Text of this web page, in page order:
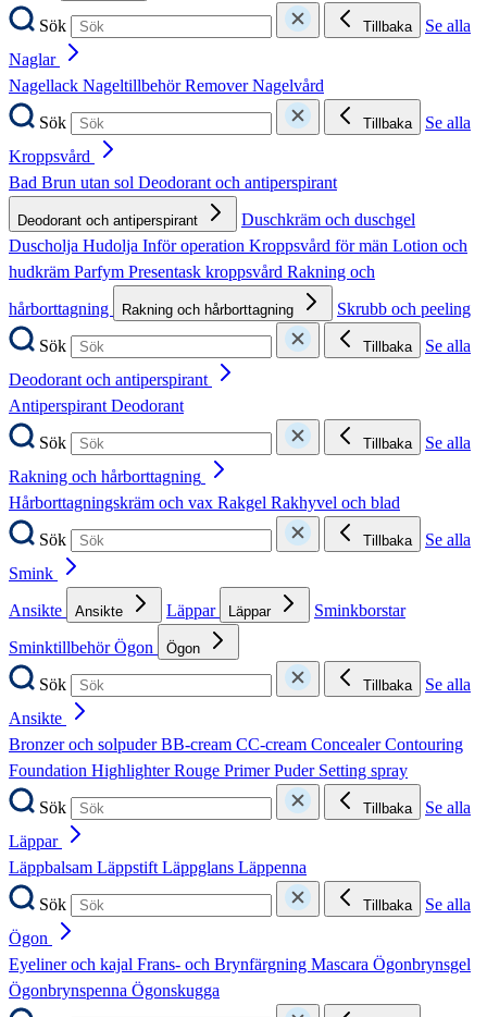
Sök
Tillbaka
Se alla
Naglar
Nagellack NageltillbehörRemoverNagelvård
Sök
Tillbaka
Se alla
Kroppsvård
Bad Brun utan sol Deodorant och antiperspirant
Deodorant och antiperspirant
Duschkräm och duschgel
Duscholja Hudolja Inför operation Kroppsvård för män Lotion och
hudkräm Parfym Presentask kroppsvård Rakning och
hårborttagning
Rakning och hårborttagning
Skrubb och peeling
Sök
Tillbaka
Se alla
Deodorant och antiperspirant
AntiperspirantDeodorant
Sök
Tillbaka
Se alla
Rakning och hårborttagning
Hårborttagningskräm och vax Rakgel Rakhyvel och blad
Sök
Tillbaka
Se alla
Smink
Ansikte
Ansikte Läppar Läppar
Sminkborstar
SminktillbehörÖgon Ögon
Sök Tillbaka
Se alla
Ansikte
Bronzer och solpuderBB-cream CC-cream ConcealerContouring
Foundation HighlighterRouge PrimerPuder Setting spray
Sök
Tillbaka
Se alla
Läppar
Läppbalsam LäppstiftLäppglans Läppenna
Sök
Tillbaka
Se alla
Ögon
Eyeliner och kajal Frans- och Brynfärgning Mascara Ögonbrynsgel
Ögonbrynspenna Ögonskugga